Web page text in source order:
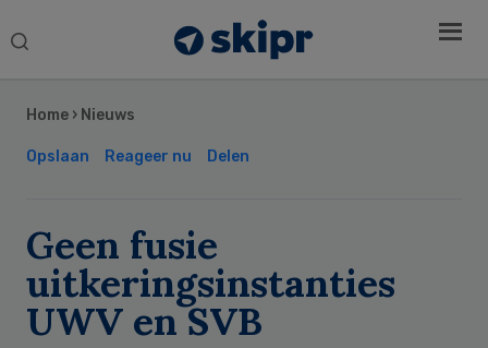
Search
Home › Nieuws
Opslaan Reageer nu Delen
Geen fusie
uitkeringsinstanties
UWV en SVB
Sidebar